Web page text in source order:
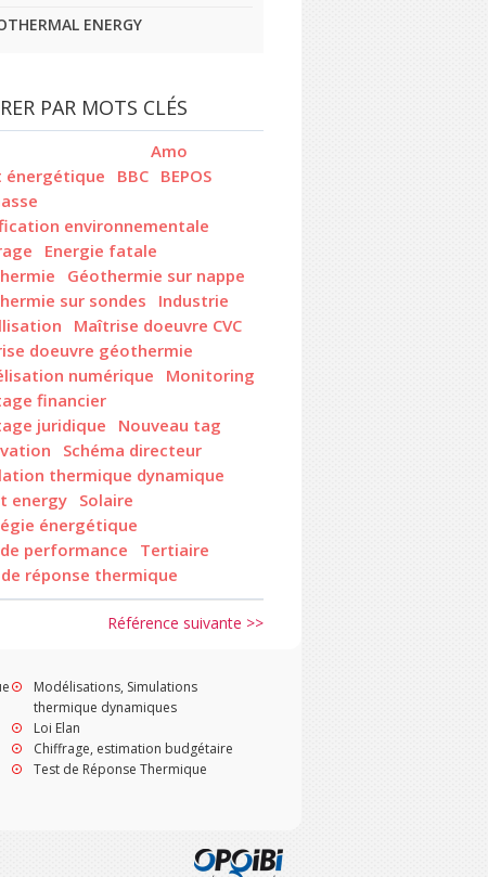
ENERGY
PAR MOTS CLÉS
Amo
énergétique
BBC BEPOS
environnementale
Energie fatale
Géothermie sur nappe
sur sondes
Industrie
Maîtrise doeuvre CVC
doeuvre géothermie
numérique
Monitoring
financier
juridique
Nouveau tag
Schéma directeur
thermique dynamique
energy
Solaire
énergétique
performance
Tertiaire
réponse thermique
Référence suivante >>
Modélisations, Simulations
thermique dynamiques
Loi Elan
Chiffrage, estimation budgétaire
Test de Réponse Thermique